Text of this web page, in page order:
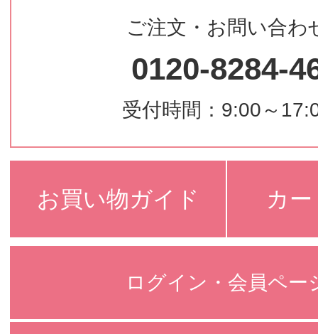
ご注文・お問い合わ
0120-8284-
受付時間：9:00～
お買い物ガイド カ
ログイン・会員ペー